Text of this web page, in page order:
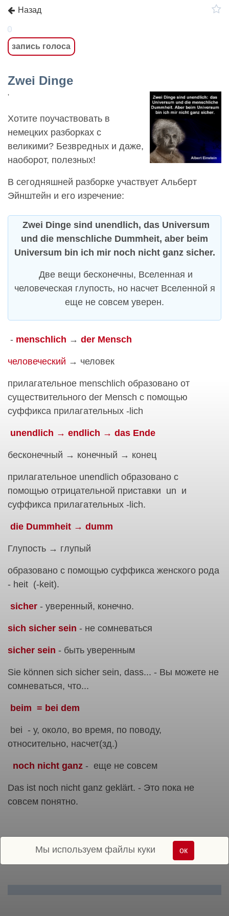
Назад
запись голоса
Zwei Dinge
'
Хотите поучаствовать в
немецких разборках с
великими? Безвредных и даже,
наоборот, полезных!
В сегодняшней разборке участвует Альберт
Эйнштейн и его изречение:
Zwei Dinge sind unendlich, das Universum
und die menschliche Dummheit, aber beim
Universum bin ich mir noch nicht ganz sicher.
Две вещи бесконечны, Вселенная и
человеческая глупость, но насчет Вселенной я
еще не совсем уверен.
- menschlich → der Mensch
человеческий → человек
прилагательное menschlich образовано от
существительного der Mensch с помощью
суффикса прилагательных -lich
unendlich → endlich → das Ende
бесконечный → конечный → конец
прилагательное unendlich образовано с
помощью отрицательной приставки un и
суффикса прилагательных -lich.
die Dummheit → dumm
Глупость → глупый
образовано с помощью суффикса женского рода
- heit (-keit).
sicher - уверенный, конечно.
sich sicher sein - не сомневаться
sicher sein - быть уверенным
Sie können sich sicher sein, dass... - Вы можете не
сомневаться, что...
beim = bei dem
bei - у, около, во время, по поводу,
относительно, насчет(зд.)
noch nicht ganz - еще не совсем
Das ist noch nicht ganz geklärt. - Это пока не
совсем понятно.
Курс: Модуль 3 — Базовый
Мы используем файлы куки ок